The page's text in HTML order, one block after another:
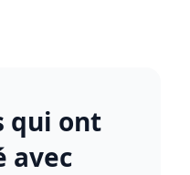
qui ont
avec